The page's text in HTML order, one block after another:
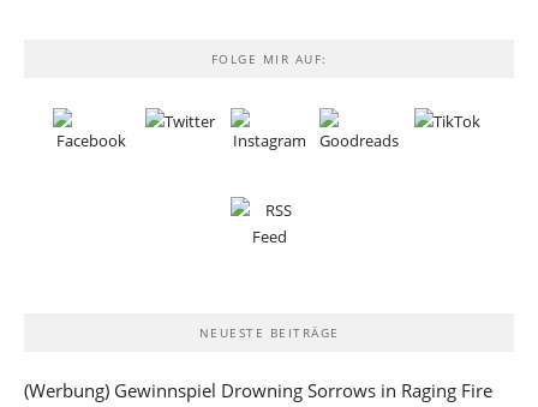
FOLGE MIR AUF:
NEUESTE BEITRÄGE
(Werbung) Gewinnspiel Drowning Sorrows in Raging Fire